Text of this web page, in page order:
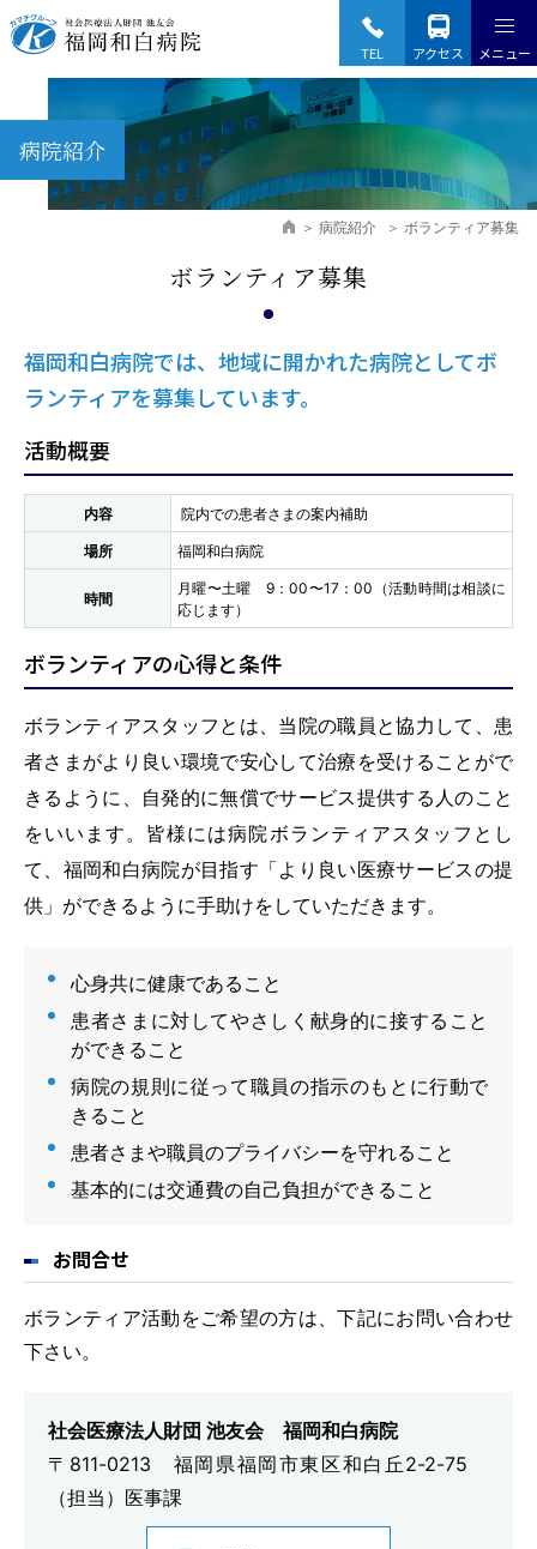
TEL アクセス メニュー
病院紹介
病院紹介 ボランティア募集
ボランティア募集
福岡和白病院では、地域に開かれた病院としてボ
ランティアを募集しています。
活動概要
内容 院内での患者さまの案内補助
場所 福岡和白病院
時間
月曜〜土曜 9：00〜17：00（活動時間は相談に
応じます）
ボランティアの心得と条件
ボランティアスタッフとは、当院の職員と協力して、患
者さまがより良い環境で安心して治療を受けることがで
きるように、自発的に無償でサービス提供する人のこと
をいいます。皆様には病院ボランティアスタッフとし
て、福岡和白病院が目指す「より良い医療サービスの提
供」ができるように手助けをしていただきます。
心身共に健康であること
患者さまに対してやさしく献身的に接すること
ができること
病院の規則に従って職員の指示のもとに行動で
きること
患者さまや職員のプライバシーを守れること
基本的には交通費の自己負担ができること
お問合せ
ボランティア活動をご希望の方は、下記にお問い合わせ
下さい。
社会医療法人財団 池友会 福岡和白病院
〒811-0213 福岡県福岡市東区和白丘2-2-75
（担当）医事課